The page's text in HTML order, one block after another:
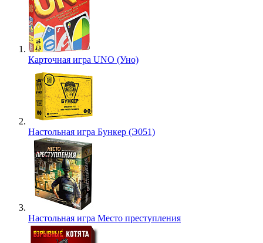
Карточная игра UNO (Уно)
Настольная игра Бункер (Э051)
Настольная игра Место преступления